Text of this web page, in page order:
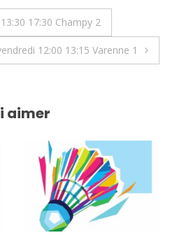
17:30 Champy 2
12:00 13:15 Varenne 1
aimer